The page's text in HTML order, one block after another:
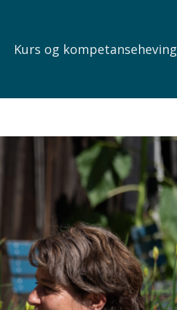
Kurs og kompetanseheving